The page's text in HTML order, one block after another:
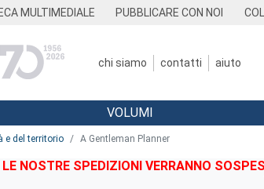
MULTIMEDIALE PUBBLICARE CON NOI
chi siamo contatti aiuto
VOLUMI
e del territorio A Gentleman Planner
NOSTRE SPEDIZIONI VERRANNO